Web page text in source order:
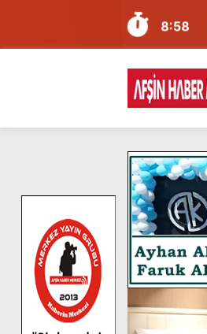
8:58
7:57
6:31
16:10
13:27
11:22
8:06
14:05
7:39
4:58